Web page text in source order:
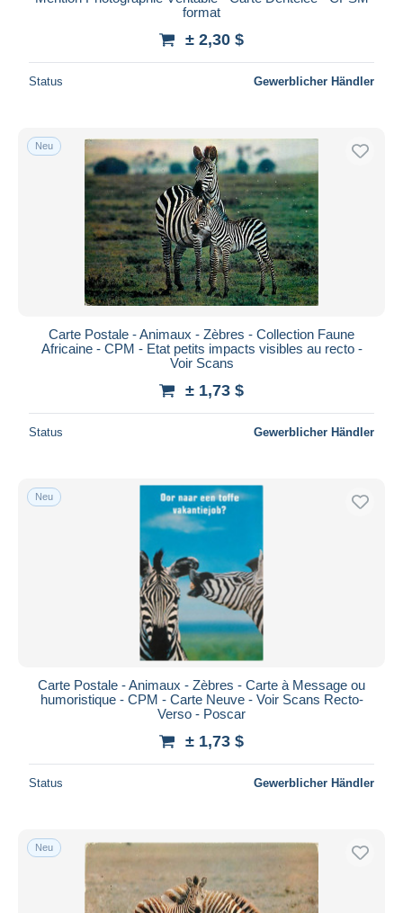
format
± 2,30 $
Status Gewerblicher Händler
Neu
Carte Postale - Animaux - Zèbres - Collection Faune
Africaine - CPM - Etat petits impacts visibles au recto -
Voir Scans
± 1,73 $
Status Gewerblicher Händler
Neu
Carte Postale - Animaux - Zèbres - Carte à Message ou
humoristique - CPM - Carte Neuve - Voir Scans Recto-
Verso - Poscar
± 1,73 $
Status Gewerblicher Händler
Neu